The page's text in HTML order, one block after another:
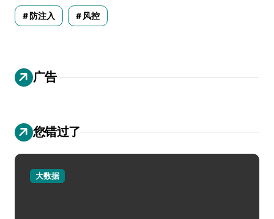
防注入 风控
广告
您错过了
大数据